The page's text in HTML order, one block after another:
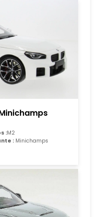
:M2
: Minichamps